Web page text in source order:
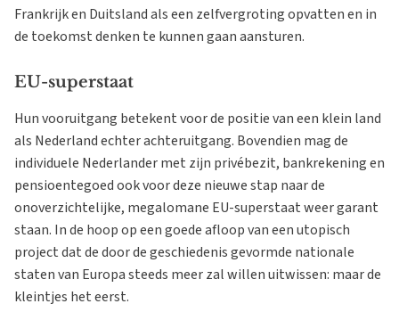
Frankrijk en Duitsland als een zelfvergroting opvatten en in
de toekomst denken te kunnen gaan aansturen.
EU-superstaat
Hun vooruitgang betekent voor de positie van een klein land
als Nederland echter achteruitgang. Bovendien mag de
individuele Nederlander met zijn privébezit, bankrekening en
pensioentegoed ook voor deze nieuwe stap naar de
onoverzichtelijke, megalomane EU-superstaat weer garant
staan. In de hoop op een goede afloop van een utopisch
project dat de door de geschiedenis gevormde nationale
staten van Europa steeds meer zal willen uitwissen: maar de
kleintjes het eerst.